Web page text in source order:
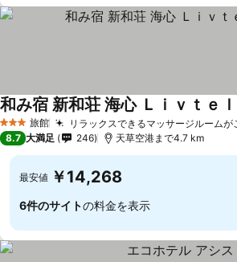
3 ホテルのランク
旅館 リラックスできるマッサージルームが
和み宿 新和荘 海心 Ｌｉｖｔｅ
8.7 大満足 246 天草空港まで4.7 km
最安値 ￥14,268
6件のサイトの料金を表示